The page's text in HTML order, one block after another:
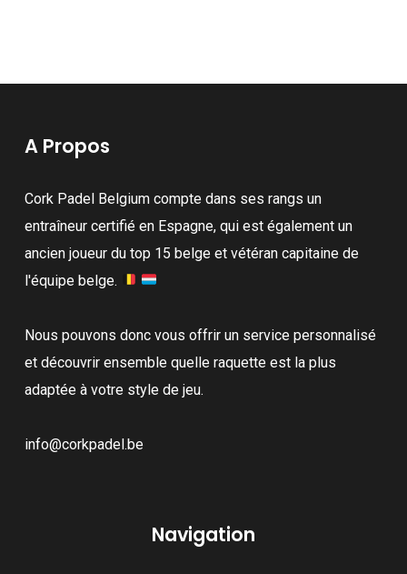
A Propos
Cork Padel Belgium compte dans ses rangs un
entraîneur certifié en Espagne, qui est également un
ancien joueur du top 15 belge et vétéran capitaine de
l'équipe belge.
Nous pouvons donc vous offrir un service personnalisé
et découvrir ensemble quelle raquette est la plus
adaptée à votre style de jeu.
info@corkpadel.be
Navigation